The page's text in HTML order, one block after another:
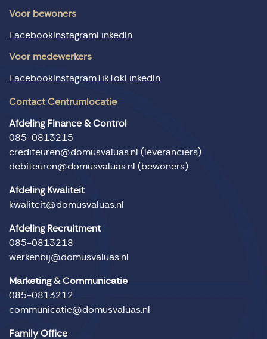
Voor bewoners
FacebookInstagramLinkedIn
Voor medewerkers
FacebookInstagramTikTokLinkedIn
Contact Centrumlocatie
Afdeling Finance & Control
085-0813215
crediteuren@domusvaluas.nl (leveranciers)
debiteuren@domusvaluas.nl (bewoners)
Afdeling Kwaliteit
kwaliteit@domusvaluas.nl
Afdeling Recruitment
085-0813218
werkenbij@domusvaluas.nl
Marketing & Communicatie
085-0813212
communicatie@domusvaluas.nl
Family Office